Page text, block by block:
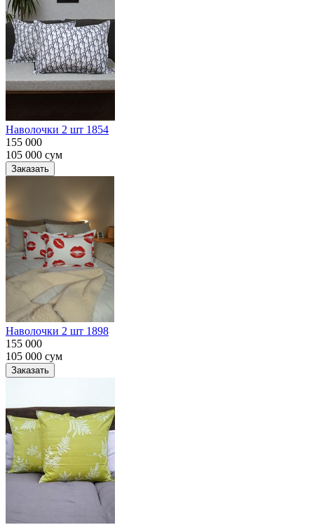
Наволочки 2 шт 1854
155 000
105 000 сум
Заказать
Наволочки 2 шт 1898
155 000
105 000 сум
Заказать